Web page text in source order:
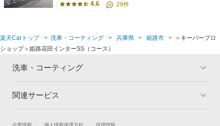
4.6 29件
楽天Carトップ 洗車・コーティング 兵庫県 姫路市
＜キーパープロ
ショップ＞姫路花田インターSS（コース）
洗車・コーティング
トップ
関連サービス
企業情報 個人情報保護方針 採用情報